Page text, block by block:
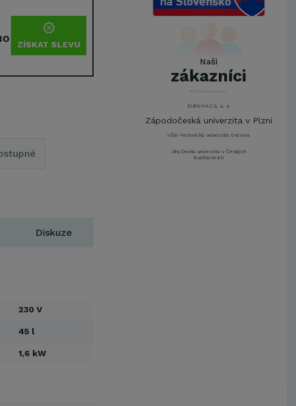
ZÍSKAT SLEVU
Diskuze
230 V
45 l
1,6 kW
Naši
zákazníci
Metrostav a.s.
Brně,Správa kolejí a menz
Arcibiskupství pražské
Kostelecké uzeniny a.s.
EUROVIA CS, a. s.
Zápodočeská univerzita v Plzni
VŠB-Technická univerzita Ostrava
Jihočeská univerzita v Českých
Budějovicích